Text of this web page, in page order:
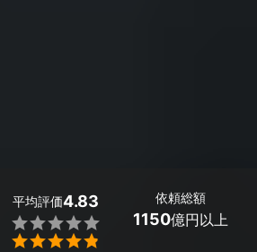
平均評価4.83


依頼総額
1150億円以上